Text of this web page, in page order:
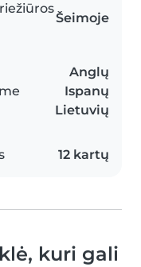
Šeimoje
Anglų
Ispanų
Lietuvių
12 kartų
kuri gali